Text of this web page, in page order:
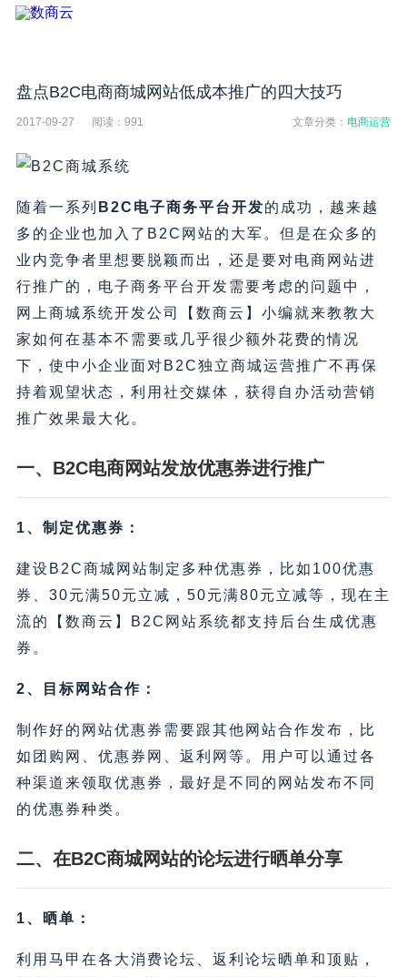
盘点B2C电商商城网站低成本推广的四大技巧
2017-09-27 阅读： 991 文章分类：电商运营
随着一系列 B2C 电子商务平台开发的成功，越来越
多的企业也加入了B2C网站的大军。但是在众多的
业内竞争者里想要脱颖而出，还是要对电商网站进
行推广的，电子商务平台开发需要考虑的问题中，
网上商城系统开发公司【数商云】小编就来教教大
家如何在基本不需要或几乎很少额外花费的情况
下，使中小企业面对B2C独立商城运营推广不再保
持着观望状态，利用社交媒体，获得自办活动营销
推广效果最大化。
一、B2C电商网站发放优惠券进行推广
1、制定优惠券：
建设B2C商城网站制定多种优惠券，比如100优惠
券、30元满50元立减，50元满80元立减等，现在主
流的【数商云】B2C网站系统都支持后台生成优惠
券。
2、目标网站合作：
制作好的网站优惠券需要跟其他网站合作发布，比
如团购网、优惠券网、返利网等。用户可以通过各
种渠道来领取优惠券，最好是不同的网站发布不同
的优惠券种类。
二、在B2C商城网站的论坛进行晒单分享
1、晒单：
利用马甲在各大消费论坛、返利论坛晒单和顶贴，